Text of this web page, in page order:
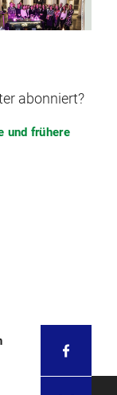
abonniert?
und frühere